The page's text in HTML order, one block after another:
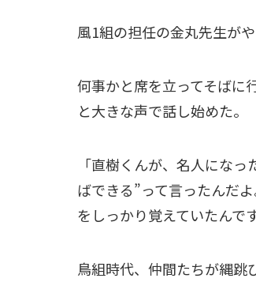
風1組の担任の金丸先生が
何事かと席を立ってそばに
と大きな声で話し始めた。
「直樹くんが、名人にな
ばできる”って言ったんだ
をしっかり覚えていたんで
鳥組時代、仲間たちが縄跳